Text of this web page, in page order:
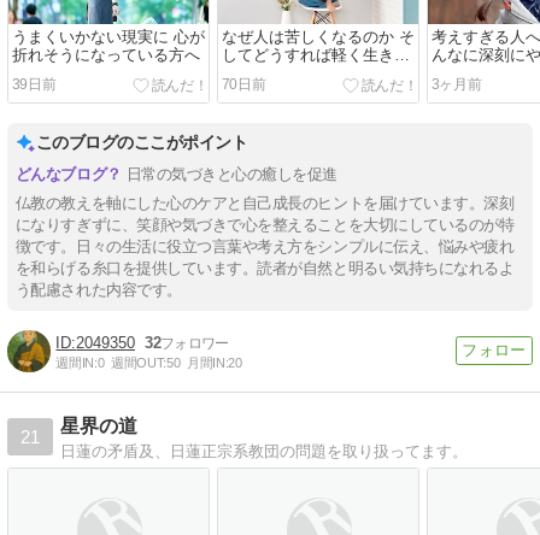
うまくいかない現実に 心が
折れそうになっている方へ
39日前
なぜ人は苦しくなるのか そ
してどうすれば軽く生きら
れるのか
70日前
考えすぎる人
んなに深刻に
3ヶ月前
このブログのここがポイント
日常の気づきと心の癒しを促進
仏教の教えを軸にした心のケアと自己成長のヒントを届けています。深刻
になりすぎずに、笑顔や気づきで心を整えることを大切にしているのが特
徴です。日々の生活に役立つ言葉や考え方をシンプルに伝え、悩みや疲れ
を和らげる糸口を提供しています。読者が自然と明るい気持ちになれるよ
う配慮された内容です。
2049350 32
週間IN:0 週間OUT:50 月間IN:20
21
星界の道
日蓮の矛盾及、日蓮正宗系教団の問題を取り扱ってます。